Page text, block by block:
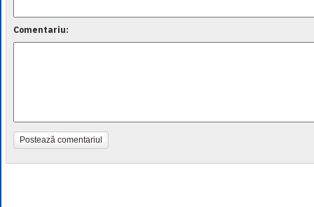
Comentariu:
Postează comentariul